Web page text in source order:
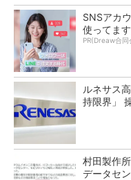
SNSアカ
使ってます
PR(Dreaw合同
ルネサス
持限界」
村田製作
データセ